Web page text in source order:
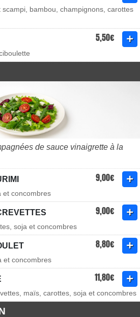
bambou, champignons, carottes
5,50€
de sauce vinaigrette à la
9,00€
et concombres
9,00€
soja et concombres
8,80€
et concombres
11,80€
maïs, carottes, soja et concombres